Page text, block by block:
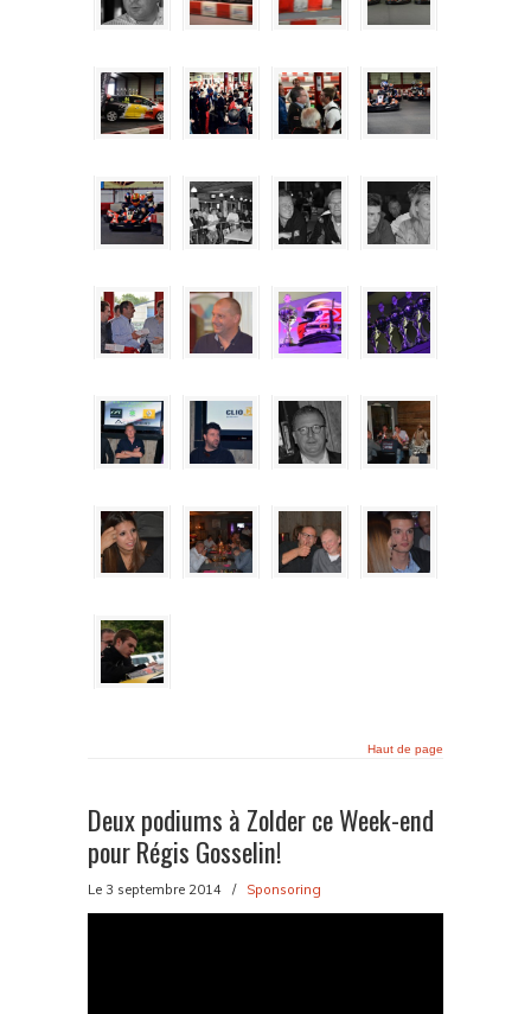
Haut de page
Deux podiums à Zolder ce Week-end
pour Régis Gosselin!
Le 3 septembre 2014 / Sponsoring